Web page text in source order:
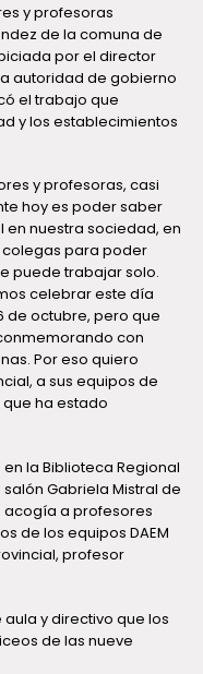
y profesoras
de la comuna de
por el director
autoridad de gobierno
el trabajo que
y los establecimientos
y profesoras, casi
hoy es poder saber
nuestra sociedad, en
colegas para poder
puede trabajar solo.
celebrar este día
de octubre, pero que
con
Por eso quiero
a sus equipos de
ha estado
la Biblioteca Regional
Gabriela Mistral de
acogía a profesores
de los equipos DAEM
profesor
y directivo que los
de las nueve